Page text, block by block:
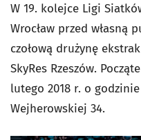
W 19. kolejce Ligi
Wrocław przed własną
czołową drużynę
SkyRes Rzeszów.
lutego 2018 r. o
Wejherowskiej 34.